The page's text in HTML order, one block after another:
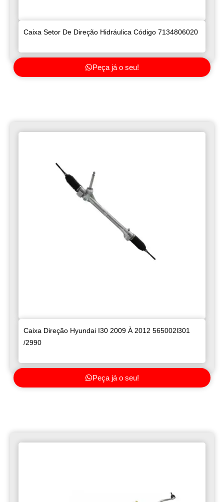
Caixa Setor De Direção Hidráulica Código 7134806020
Peça já o seu!
Caixa Direção Hyundai I30 2009 À 2012 565002l301
/2990
Peça já o seu!